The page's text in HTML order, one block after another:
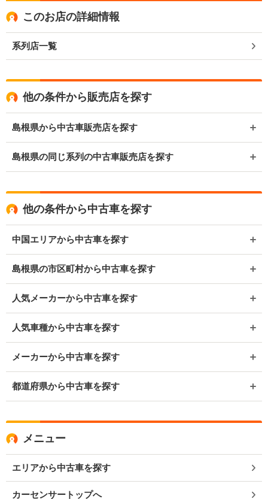
このお店の詳細情報
系列店一覧
他の条件から販売店を探す
島根県から中古車販売店を探す
島根県の同じ系列の中古車販売店を探す
他の条件から中古車を探す
中国エリアから中古車を探す
島根県の市区町村から中古車を探す
人気メーカーから中古車を探す
人気車種から中古車を探す
メーカーから中古車を探す
都道府県から中古車を探す
メニュー
エリアから中古車を探す
カーセンサートップへ